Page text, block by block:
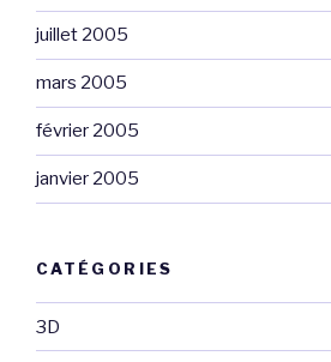
juillet 2005
mars 2005
février 2005
janvier 2005
CATÉGORIES
3D